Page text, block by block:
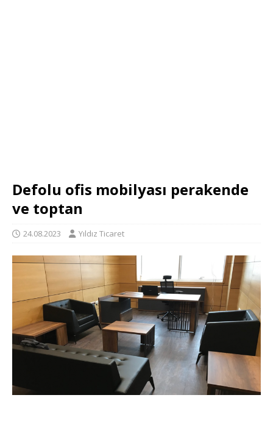
Defolu ofis mobilyası perakende
ve toptan
24.08.2023 Yıldız Ticaret